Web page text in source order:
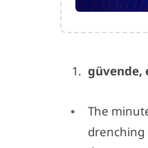
güvende,
The